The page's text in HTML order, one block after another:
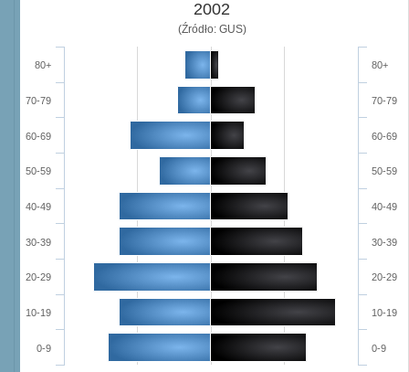
2002
(Źródło: GUS)
0-9
10-19
20-29
30-39
40-49
50-59
60-69
70-79
80+
0-9
10-19
20-29
30-39
40-49
50-59
60-69
70-79
80+